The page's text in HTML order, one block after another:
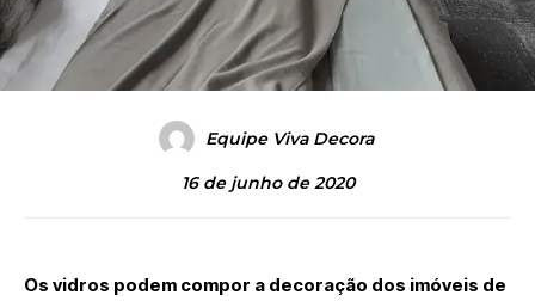
Equipe Viva Decora
16 de junho de 2020
Os vidros podem compor a decoração dos imóveis de